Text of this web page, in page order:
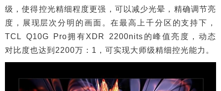
级，使得控光精细程度更强，可以减少光晕，精确调节亮
度，展现层次分明的画面。在最高上千分区的支持下，
TCL Q10G Pro拥有XDR 2200nits的峰值亮度，动态
对比度也达到2200万：1，可实现大师级精细控光能力。